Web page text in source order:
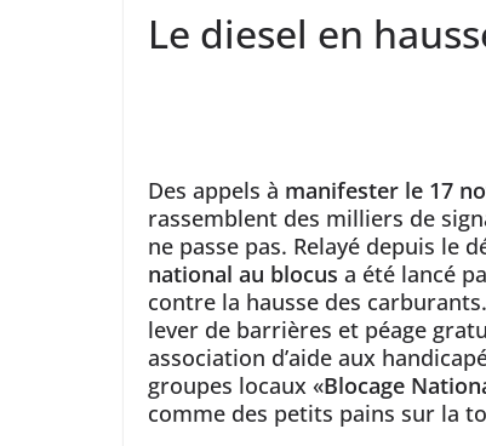
Le diesel en
Des appels à manifester le 17
rassemblent des milliers de
ne passe pas. Relayé depuis le
national au blocus a été lancé
contre la hausse des
lever de barrières et péage
association d’aide aux
groupes locaux «Blocage
comme des petits pains sur la